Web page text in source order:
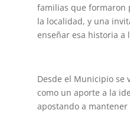
familias que formaron
la localidad, y una
enseñar esa historia a
Desde el Municipio se
como un aporte a la
apostando a